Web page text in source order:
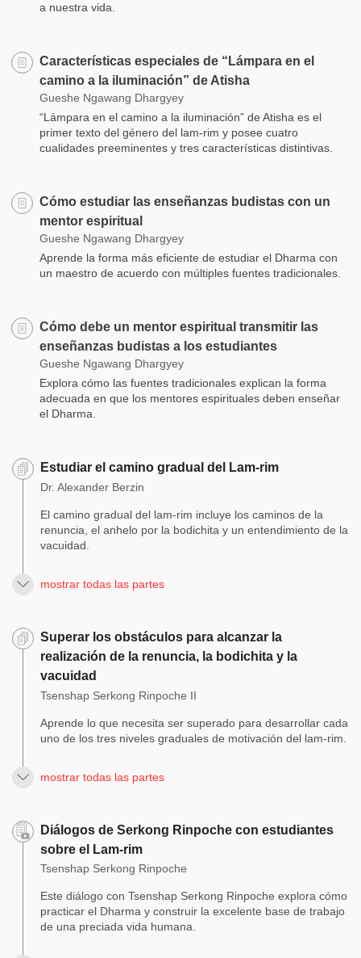
a nuestra vida.
Características especiales de “Lámpara en el
camino a la iluminación” de Atisha
Gueshe Ngawang Dhargyey
“Lámpara en el camino a la iluminación” de Atisha es el
primer texto del género del lam-rim y posee cuatro
cualidades preeminentes y tres características distintivas.
Cómo estudiar las enseñanzas budistas con un
mentor espiritual
Gueshe Ngawang Dhargyey
Aprende la forma más eficiente de estudiar el Dharma con
un maestro de acuerdo con múltiples fuentes tradicionales.
Cómo debe un mentor espiritual transmitir las
enseñanzas budistas a los estudiantes
Gueshe Ngawang Dhargyey
Explora cómo las fuentes tradicionales explican la forma
adecuada en que los mentores espirituales deben enseñar
el Dharma.
Estudiar el camino gradual del Lam-rim
Dr. Alexander Berzin
El camino gradual del lam-rim incluye los caminos de la
renuncia, el anhelo por la bodichita y un entendimiento de la
vacuidad.
mostrar todas las partes
Superar los obstáculos para alcanzar la
realización de la renuncia, la bodichita y la
vacuidad
Tsenshap Serkong Rinpoche II
Aprende lo que necesita ser superado para desarrollar cada
uno de los tres niveles graduales de motivación del lam-rim.
mostrar todas las partes
Diálogos de Serkong Rinpoche con estudiantes
sobre el Lam-rim
Tsenshap Serkong Rinpoche
Este diálogo con Tsenshap Serkong Rinpoche explora cómo
practicar el Dharma y construir la excelente base de trabajo
de una preciada vida humana.